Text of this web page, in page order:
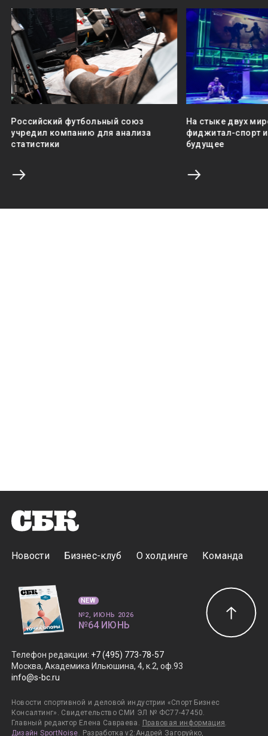
Российский футбольный союз
учредил компанию для анализа
статистики
На стыке двух
фиджитал-спорт
будущее
Новости Бизнес-клуб О холдинге Команда
Телефон редакции: +7 (495) 773-78-57
Москва, Академика Ильюшина, 4, к.2, оф.93
info@s-bc.ru
Новости спортивной и деловой индустрии «Спорт Бизнес
Консалтинг». Свидетельство СМИ ЭЛ № ФС77-47450.
Главный редактор Елена Савраева. Правовая информация.
Дизайн SportNoise. Разработка v2:Андрей Загоруйко,
NEW
№2, ИЮНЬ 2026
№64 ИЮНЬ